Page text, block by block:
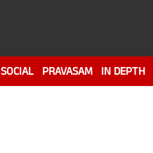
SOCIAL PRAVASAM IN DEPTH